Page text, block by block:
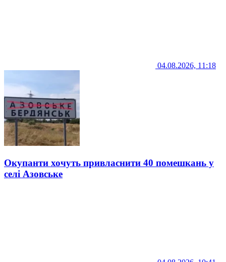
04.08.2026, 11:18
Окупанти хочуть привласнити 40 помешкань у
селі Азовське